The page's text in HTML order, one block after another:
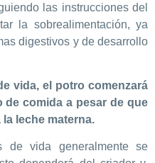
las instrucciones del
la sobrealimentación, ya
digestivos y de desarrollo
vida, el potro comenzará
comida a pesar de que
leche materna.
de vida generalmente se